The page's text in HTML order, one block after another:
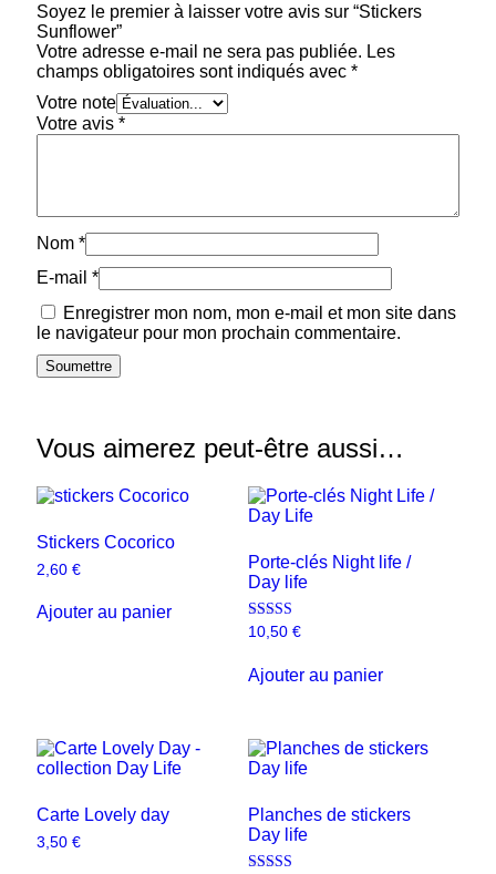
Soyez le premier à laisser votre avis sur “Stickers
Sunflower”
Votre adresse e-mail ne sera pas publiée. Les
champs obligatoires sont indiqués avec *
Votre note
Votre avis *
Nom *
E-mail *
Enregistrer mon nom, mon e-mail et mon site dans
le navigateur pour mon prochain commentaire.
Vous aimerez peut-être aussi…
Stickers Cocorico
2,60 €
Ajouter au panier
Porte-clés Night life /
Day life
Note
10,50 €
Ajouter au panier
Carte Lovely day
3,50 €
Planches de stickers
Day life